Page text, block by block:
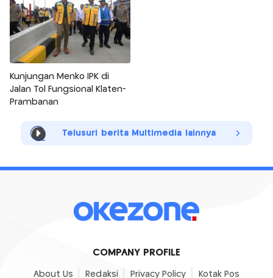
Kunjungan Menko IPK di
Jalan Tol Fungsional Klaten-
Prambanan
Telusuri berita Multimedia lainnya
COMPANY PROFILE
About Us Redaksi Privacy Policy Kotak Pos